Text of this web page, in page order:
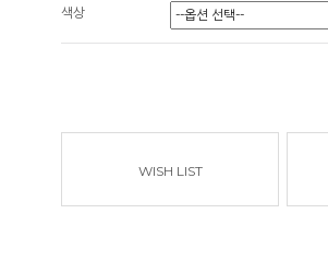
색상
WISH LIST